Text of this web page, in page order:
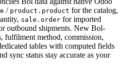
/ product.product for the catalog,
sale.order for imported
outbound shipments. New Bol-
fulfilment method, commission,
tables with computed fields
sync status stay accurate as your